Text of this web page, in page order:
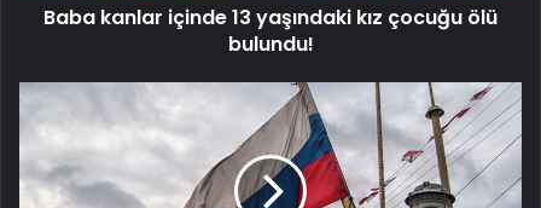
Baba kanlar içinde 13 yaşındaki kız çocuğu ölü
bulundu!
Rusya:
Suriye'ye
uygulanan
yaptırımların
kaldırması